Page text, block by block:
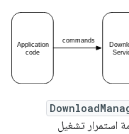
استمرار تشغيل